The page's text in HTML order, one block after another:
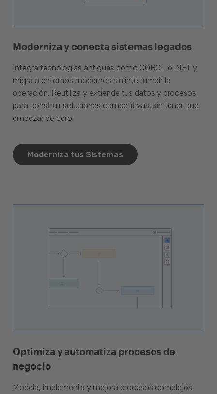
Moderniza y conecta sistemas legados
Integra tecnologías antiguas como COBOL o .NET y
migra a entornos modernos sin interrumpir la
operación. Reutiliza y extiende tus datos y procesos
para construir soluciones competitivas, sin tener que
empezar de cero.
Moderniza tus Sistemas
Optimiza y automatiza procesos de
negocio
Modela, implementa y mejora procesos complejos